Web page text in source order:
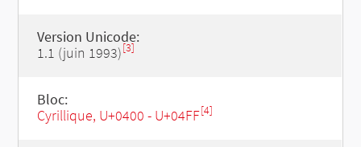
Version Unicode:
1.1 (juin 1993)[3]
Bloc:
Cyrillique, U+0400 - U+04FF[4]